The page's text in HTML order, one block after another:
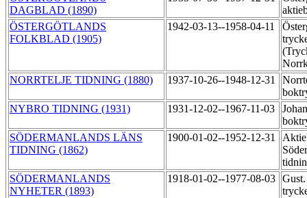
DAGBLAD (1890)
ÖSTERGÖTLANDS
FOLKBLAD (1905)
1942-03-13--1958-04-11
NORRTELJE TIDNING (1880)
1937-10-26--1948-12-31
NYBRO TIDNING (1931)
1931-12-02--1967-11-03
SÖDERMANLANDS LÄNS
TIDNING (1862)
1900-01-02--1952-12-31
SÖDERMANLANDS
NYHETER (1893)
1918-01-02--1977-08-03